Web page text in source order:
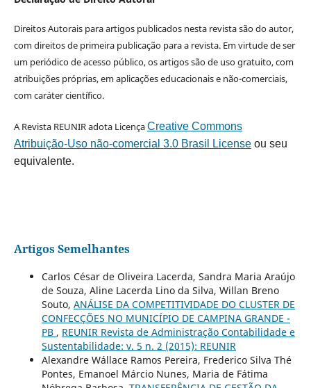
Direitos Autorais para artigos publicados nesta revista são do autor,
com direitos de primeira publicação para a revista. Em virtude de ser
um periódico de acesso público, os artigos são de uso gratuito, com
atribuições próprias, em aplicações educacionais e não-comerciais,
com caráter científico.
A Revista REUNIR adota LicençaCreative Commons
Atribuição-Uso não-comercial 3.0 Brasil Licenseou seu
equivalente.
Artigos Semelhantes
Carlos César de Oliveira Lacerda, Sandra Maria Araújo
de Souza, Aline Lacerda Lino da Silva, Willan Breno
Souto, ANÁLISE DA COMPETITIVIDADE DO CLUSTER DE
CONFECÇÕES NO MUNICÍPIO DE CAMPINA GRANDE -
PB , REUNIR Revista de Administração Contabilidade e
Sustentabilidade: v. 5 n. 2 (2015): REUNIR
Alexandre Wállace Ramos Pereira, Frederico Silva Thé
Pontes, Emanoel Márcio Nunes, Maria de Fátima